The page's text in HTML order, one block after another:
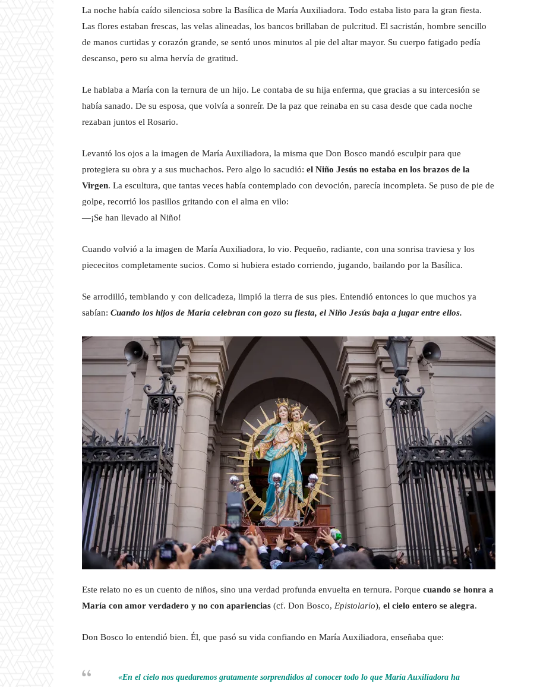
La noche había caído silenciosa sobre la Basílica de María Auxiliadora. Todo estaba listo para la gran fiesta.
Las flores estaban frescas, las velas alineadas, los bancos brillaban de pulcritud. El sacristán, hombre sencillo
de manos curtidas y corazón grande, se sentó unos minutos al pie del altar mayor. Su cuerpo fatigado pedía
descanso, pero su alma hervía de gratitud.
Le hablaba a María con la ternura de un hijo. Le contaba de su hija enferma, que gracias a su intercesión se
había sanado. De su esposa, que volvía a sonreír. De la paz que reinaba en su casa desde que cada noche
rezaban juntos el Rosario.
Levantó los ojos a la imagen de María Auxiliadora, la misma que Don Bosco mandó esculpir para que
protegiera su obra y a sus muchachos. Pero algo lo sacudió: el Niño Jesús no estaba en los brazos de la
Virgen. La escultura, que tantas veces había contemplado con devoción, parecía incompleta. Se puso de pie de
golpe, recorrió los pasillos gritando con el alma en vilo:
—¡Se han llevado al Niño!
Cuando volvió a la imagen de María Auxiliadora, lo vio. Pequeño, radiante, con una sonrisa traviesa y los
piececitos completamente sucios. Como si hubiera estado corriendo, jugando, bailando por la Basílica.
Se arrodilló, temblando y con delicadeza, limpió la tierra de sus pies. Entendió entonces lo que muchos ya
sabían: Cuando los hijos de María celebran con gozo su fiesta, el Niño Jesús baja a jugar entre ellos.
Este relato no es un cuento de niños, sino una verdad profunda envuelta en ternura. Porque cuando se honra a
María con amor verdadero y no con apariencias (cf. Don Bosco, Epistolario), el cielo entero se alegra.
Don Bosco lo entendió bien. Él, que pasó su vida confiando en María Auxiliadora, enseñaba que:
«En el cielo nos quedaremos gratamente sorprendidos al conocer todo lo que María Auxiliadora ha